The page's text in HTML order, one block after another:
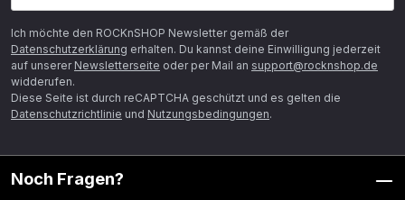
Ich möchte den ROCKnSHOP Newsletter gemäß der
Datenschutzerklärung erhalten. Du kannst deine Einwilligung jederzeit
auf unserer Newsletterseite oder per Mail an support@rocknshop.de
widderufen.
Diese Seite ist durch reCAPTCHA geschützt und es gelten die
Datenschutzrichtlinie und Nutzungsbedingungen.
Noch Fragen?